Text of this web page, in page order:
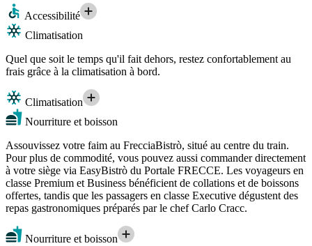
Accessibilité
Climatisation
Quel que soit le temps qu'il fait dehors, restez confortablement au
frais grâce à la climatisation à bord.
Climatisation
Nourriture et boisson
Assouvissez votre faim au FrecciaBistrò, situé au centre du train.
Pour plus de commodité, vous pouvez aussi commander directement
à votre siège via EasyBistrò du Portale FRECCE. Les voyageurs en
classe Premium et Business bénéficient de collations et de boissons
offertes, tandis que les passagers en classe Executive dégustent des
repas gastronomiques préparés par le chef Carlo Cracc.
Nourriture et boisson